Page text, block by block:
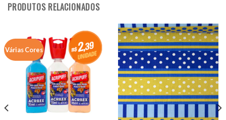
PRODUTOS RELACIONADOS
Várias Cores